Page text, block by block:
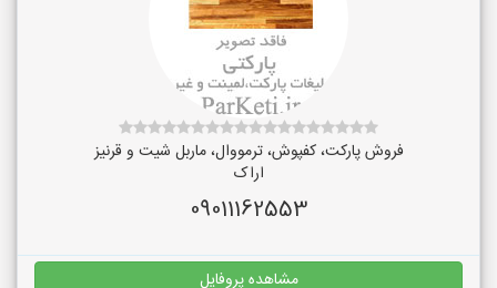
فروش پارکت، کفپوش، ترمووال، ماربل شیت و قرنیز
اراک
09011162553
مشاهده پروفایل